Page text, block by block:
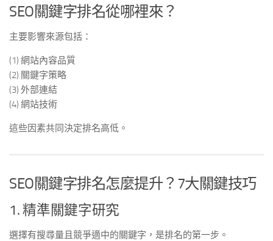
SEO關鍵字排名從哪裡來？
主要影響來源包括：
(1) 網站內容品質
(2) 關鍵字策略
(3) 外部連結
(4) 網站技術
這些因素共同決定排名高低。
SEO關鍵字排名怎麼提升？7大關鍵技巧
1. 精準關鍵字研究
選擇有搜尋量且競爭適中的關鍵字，是排名的第一步。